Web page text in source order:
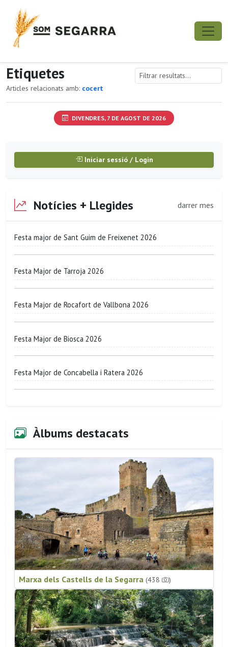
Etiquetes
Articles relacionats amb: cocert
DIVENDRES, 7 DE AGOST DE 2026
Iniciar sessió / Login
Notícies + Llegides darrer mes
Festa major de Sant Guim de Freixenet 2026
Festa Major de Tarroja 2026
Festa Major de Rocafort de Vallbona 2026
Festa Major de Biosca 2026
Festa Major de Concabella i Ratera 2026
Àlbums destacats
Marxa dels Castells de la Segarra (438 )